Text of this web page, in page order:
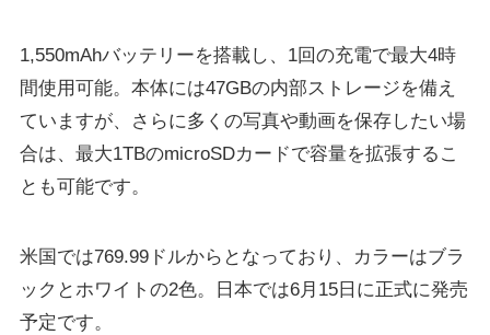
1,550mAhバッテリーを搭載し、1回の充電で最大4時
間使用可能。本体には47GBの内部ストレージを備え
ていますが、さらに多くの写真や動画を保存したい場
合は、最大1TBのmicroSDカードで容量を拡張するこ
とも可能です。
米国では769.99ドルからとなっており、カラーはブラ
ックとホワイトの2色。日本では6月15日に正式に発売
予定です。